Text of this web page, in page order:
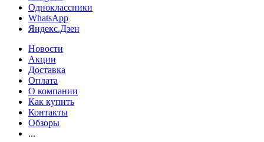
Одноклассники
WhatsApp
Яндекс.Дзен
Новости
Акции
Доставка
Оплата
О компании
Как купить
Контакты
Обзоры
...